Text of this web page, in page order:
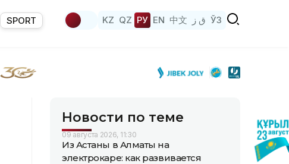
SPORT KZ QZ РУ EN 中文 ق ز ЎЗ
Новости по теме
09 августа 2026, 11:30
Из Астаны в Алматы на
электрокаре: как развивается